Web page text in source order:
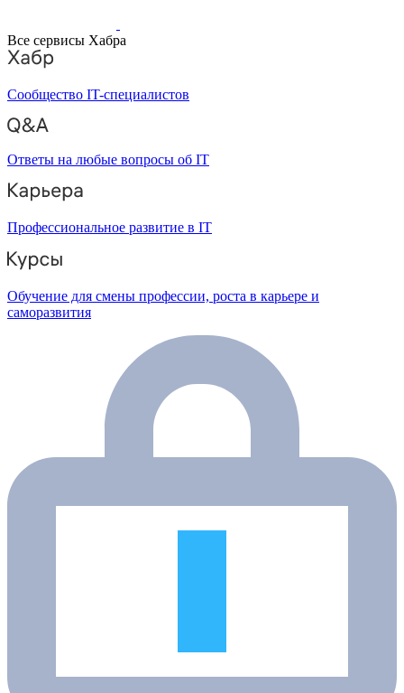
Все сервисы Хабра
Сообщество IT-специалистов
Ответы на любые вопросы об IT
Профессиональное развитие в IT
Обучение для смены профессии, роста в карьере и
саморазвития